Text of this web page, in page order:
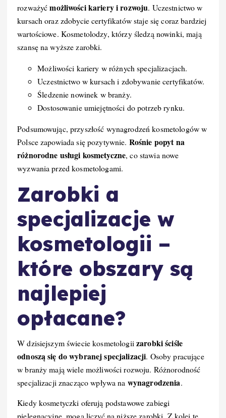
rozważyćmożliwości kariery i rozwoju. Uczestnictwo w
kursach oraz zdobycie certyfikatów staje się coraz bardziej
wartościowe. Kosmetolodzy, którzy śledzą nowinki, mają
szansę na wyższe zarobki.
Możliwości kariery w różnych specjalizacjach.
Uczestnictwo w kursach i zdobywanie certyfikatów.
Śledzenie nowinek w branży.
Dostosowanie umiejętności do potrzeb rynku.
Podsumowując, przyszłość wynagrodzeń kosmetologów w
Polsce zapowiada się pozytywnie. Rośnie popyt na
różnorodne usługi kosmetyczne, co stawia nowe
wyzwania przed kosmetologami.
Zarobki a
specjalizacje w
kosmetologii –
które obszary są
najlepiej
opłacane?
W dzisiejszym świecie kosmetologiizarobki ściśle
odnoszą się do wybranej specjalizacji. Osoby pracujące
w branży mają wiele możliwości rozwoju. Różnorodność
specjalizacji znacząco wpływa na wynagrodzenia.
Kiedy kosmetyczki oferują podstawowe zabiegi
pielęgnacyjne, mogą liczyć na niższe zarobki. Z kolei te,